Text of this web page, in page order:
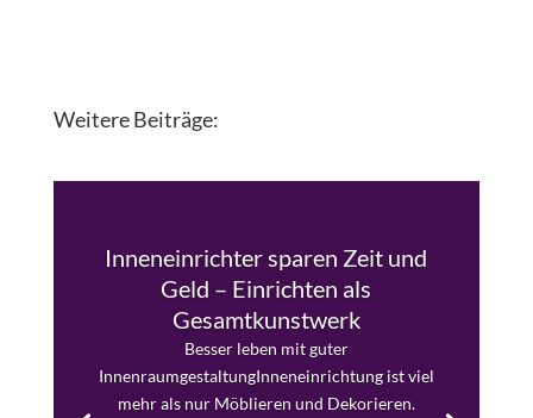
Weitere Beiträge:
Inneneinrichter sparen Zeit und
Geld – Einrichten als
Gesamtkunstwerk
Besser leben mit guter
InnenraumgestaltungInneneinrichtung ist viel
mehr als nur Möblieren und Dekorieren.